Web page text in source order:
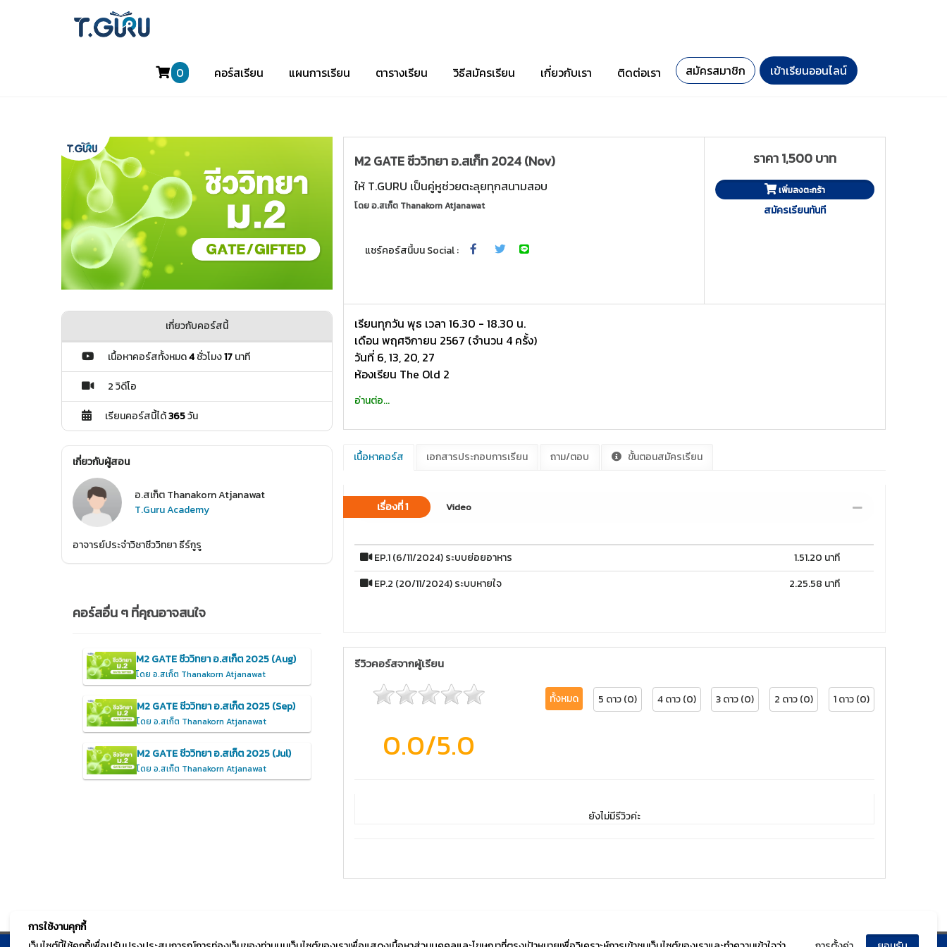
0 คอร์สเรียน แผนการเรียน ตารางเรียน วิธีสมัครเรียน เกี่ยวกับเรา ติดต่อเรา สมัครสมาชิก เข้าเรียนออนไลน์
M2 GATE ชีววิทยา อ.สเก็ท 2024 (Nov)
ให้ T.GURU เป็นคู่หูช่วยตะลุยทุกสนามสอบ
โดยอ.สเก็ต Thanakorn Atjanawat
แชร์คอร์สนี้บน Social :
ราคา 1,500 บาท
เพิ่มลงตะกร้า
สมัครเรียนทันที
เรียนทุกวัน พุธ เวลา 16.30 - 18.30 น.
เดือน พฤศจิกายน 2567 (จำนวน 4 ครั้ง)
วันที่ 6, 13, 20, 27
ห้องเรียน The Old 2
อ่านต่อ...
เนื้อหาคอร์ส เอกสารประกอบการเรียน ถาม/ตอบ ขั้นตอนสมัครเรียน
เรื่องที่ 1 Video
EP.1 (6/11/2024) ระบบย่อยอาหาร
1.51.20 นาที
EP.2 (20/11/2024) ระบบหายใจ
2.25.58 นาที
รีวิวคอร์สจากผู้เรียน
0.0/5.0
ทั้งหมด 5 ดาว (0) 4 ดาว (0) 3 ดาว (0) 2 ดาว (0) 1 ดาว (0)
ยังไม่มีรีวิวค่ะ
เกี่ยวกับคอร์สนี้
เนื้อหาคอร์สทั้งหมด4ชั่วโมง17นาที
2 วิดีโอ
เรียนคอร์สนี้ได้365วัน
เกี่ยวกับผู้สอน
อ.สเก็ต Thanakorn Atjanawat
T.Guru Academy
อาจารย์ประจำวิชาชีววิทยา ธีร์กูรู
คอร์สอื่น ๆ ที่คุณอาจสนใจ
M2 GATE ชีววิทยา อ.สเก็ต 2025 (Aug)
โดย อ.สเก็ต Thanakorn Atjanawat
M2 GATE ชีววิทยา อ.สเก็ต 2025 (Sep)
โดย อ.สเก็ต Thanakorn Atjanawat
M2 GATE ชีววิทยา อ.สเก็ต 2025 (Jul)
โดย อ.สเก็ต Thanakorn Atjanawat
การใช้งานคุกกี้